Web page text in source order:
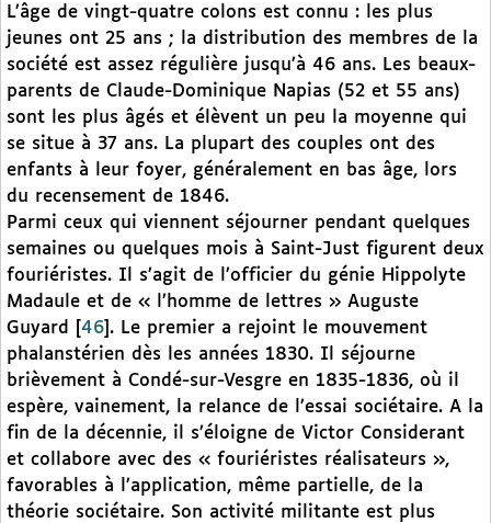
L’âge de vingt-quatre colons est connu : les plus
jeunes ont 25 ans ; la distribution des membres de la
société est assez régulière jusqu’à 46 ans. Les beaux-
parents de Claude-Dominique Napias (52 et 55 ans)
sont les plus âgés et élèvent un peu la moyenne qui
se situe à 37 ans. La plupart des couples ont des
enfants à leur foyer, généralement en bas âge, lors
du recensement de 1846.
Parmi ceux qui viennent séjourner pendant quelques
semaines ou quelques mois à Saint-Just figurent deux
fouriéristes. Il s’agit de l’officier du génie Hippolyte
Madaule et de « l’homme de lettres » Auguste
Guyard
46 . Le premier a rejoint le mouvement
phalanstérien dès les années 1830. Il séjourne
brièvement à Condé-sur-Vesgre en 1835-1836, où il
espère, vainement, la relance de l’essai sociétaire. A la
fin de la décennie, il s’éloigne de Victor Considerant
et collabore avec des « fouriéristes réalisateurs »,
favorables à l’application, même partielle, de la
théorie sociétaire. Son activité militante est plus